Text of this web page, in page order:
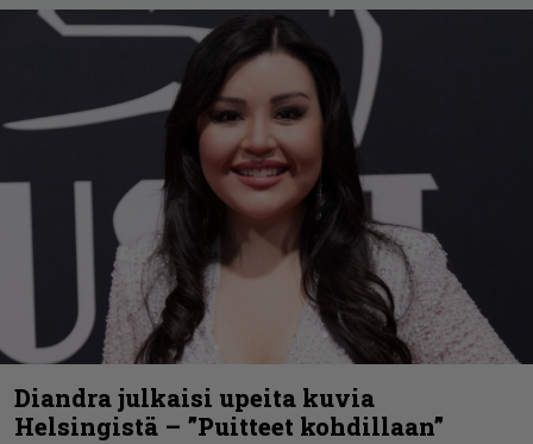
Diandra julkaisi upeita kuvia
Helsingistä – ”Puitteet kohdillaan”